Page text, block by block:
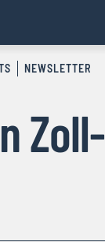
NEWSLETTER
Zoll-